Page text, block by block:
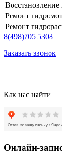
Ремонт
Ремонт
8(498)705 5308
Заказать звонок
Как нас найти
Онлайн-